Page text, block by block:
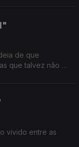
de que
que talvez não o
vivido entre as